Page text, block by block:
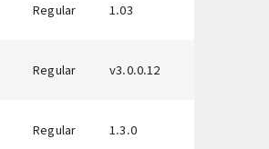
Regular 1.03
Regular v3.0.0.12
Regular 1.3.0